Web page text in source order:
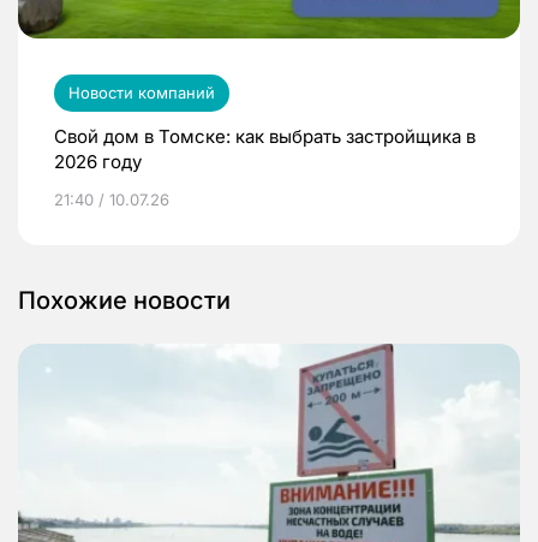
Новости компаний
Свой дом в Томске: как выбрать застройщика в
2026 году
21:40 / 10.07.26
Похожие новости